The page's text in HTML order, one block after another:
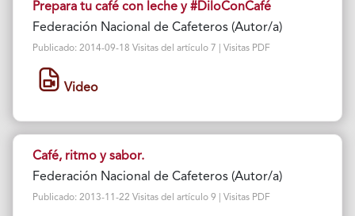
Prepara tu café con leche y #DiloConCafé
Federación Nacional de Cafeteros (Autor/a)
Publicado: 2014-09-18 Visitas del artículo 7 | Visitas PDF
Video
Café, ritmo y sabor.
Federación Nacional de Cafeteros (Autor/a)
Publicado: 2013-11-22 Visitas del artículo 9 | Visitas PDF